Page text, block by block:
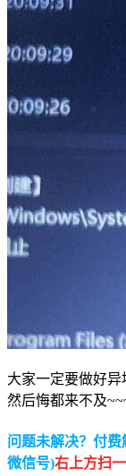
大家一定要做好
然后悔都来不及
问题未解决？付费
微信号)右上方扫